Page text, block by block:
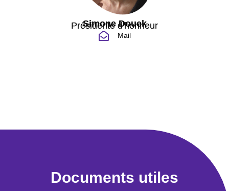
Simone Douek
Présidente d'honneur
Mail
Documents utiles